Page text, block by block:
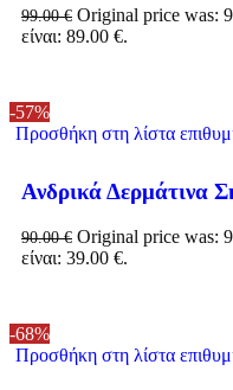
99.00€ Original price was:
είναι: 89.00 €.
-57%
Προσθήκη στη λίστα
Ανδρικά Δερμάτινα
90.00€ Original price was:
είναι: 39.00 €.
-68%
Προσθήκη στη λίστα